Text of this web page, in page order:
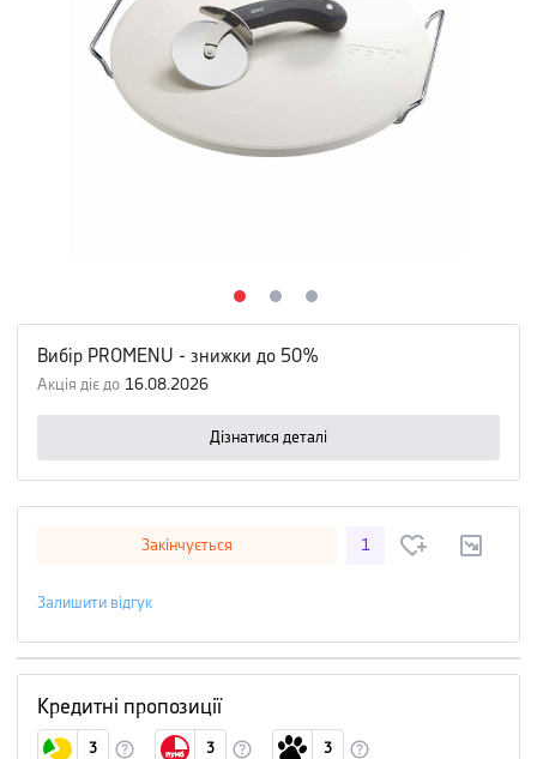
Вибір PROMENU - знижки до 50%
Акція діє до 16.08.2026
Дізнатися деталі
Закінчується 1
Залишити відгук
Кредитні пропозиції
3 3 3